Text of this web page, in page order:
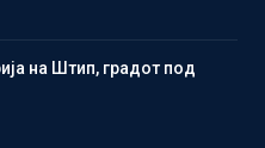
на Штип, градот под